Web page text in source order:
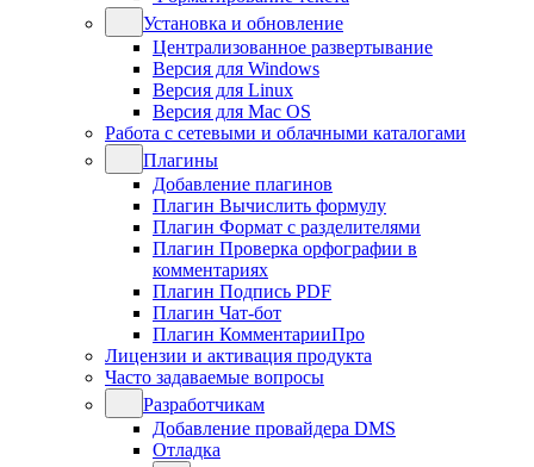
Установка и обновление
Централизованное развертывание
Версия для Windows
Версия для Linux
Версия для Mac OS
Работа с сетевыми и облачными каталогами
Плагины
Добавление плагинов
Плагин Вычислить формулу
Плагин Формат с разделителями
Плагин Проверка орфографии в
комментариях
Плагин Подпись PDF
Плагин Чат-бот
Плагин КомментарииПро
Лицензии и активация продукта
Часто задаваемые вопросы
Разработчикам
Добавление провайдера DMS
Отладка